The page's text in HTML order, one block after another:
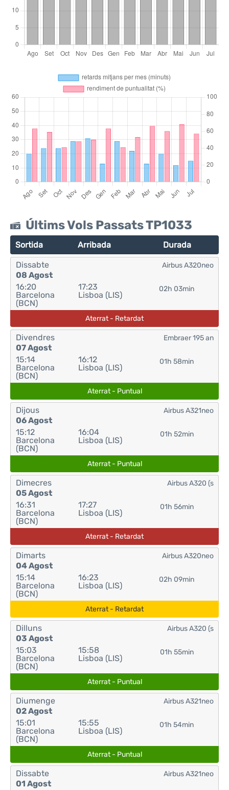
Últims Vols Passats TP1033
Sortida Arribada Durada
Dissabte
08 Agost
16:20
Barcelona
(BCN)
17:23
Lisboa (LIS)
02h 03min
Airbus A320neo
Aterrat - Retardat
Divendres
07 Agost
15:14
Barcelona
(BCN)
16:12
Lisboa (LIS)
01h 58min
Embraer 195 an
Aterrat - Puntual
Dijous
06 Agost
15:12
Barcelona
(BCN)
16:04
Lisboa (LIS)
01h 52min
Airbus A321neo
Aterrat - Puntual
Dimecres
05 Agost
16:31
Barcelona
(BCN)
17:27
Lisboa (LIS)
01h 56min
Airbus A320 (s
Aterrat - Retardat
Dimarts
04 Agost
15:14
Barcelona
(BCN)
16:23
Lisboa (LIS)
02h 09min
Airbus A320neo
Aterrat - Retardat
Dilluns
03 Agost
15:03
Barcelona
(BCN)
15:58
Lisboa (LIS)
01h 55min
Airbus A320 (s
Aterrat - Puntual
Diumenge
02 Agost
15:01
Barcelona
(BCN)
15:55
Lisboa (LIS)
01h 54min
Airbus A321neo
Aterrat - Puntual
Dissabte
01 Agost
Airbus A321neo